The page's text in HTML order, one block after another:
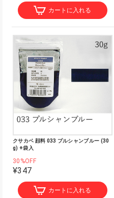
カートに入れる
クサカベ 顔料 033 プルシャンブルー (30
g) ※袋入
30%OFF
¥347
カートに入れる